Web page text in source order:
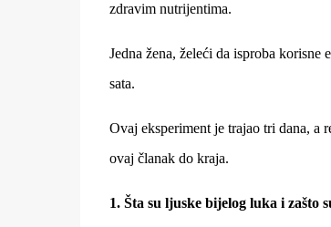
zdravim nutrijentima.
Jedna žena, želeći da isproba
sata.
Ovaj eksperiment je trajao tri dana, a
ovaj članak do kraja.
1. Šta su ljuske bijelog luka i zašto